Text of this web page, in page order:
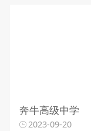
奔牛高级中学
2023-09-20